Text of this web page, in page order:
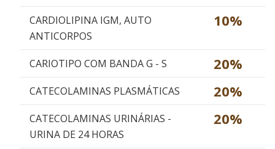
CARDIOLIPINA IGM, AUTO
ANTICORPOS
10%
CARIOTIPO COM BANDA G - S 20%
CATECOLAMINAS PLASMÁTICAS 20%
CATECOLAMINAS URINÁRIAS -
URINA DE 24 HORAS
20%